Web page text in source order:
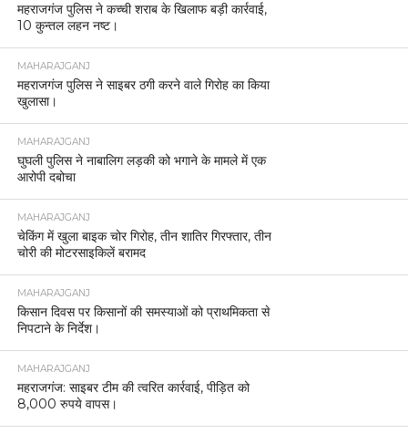
महराजगंज पुलिस ने कच्ची शराब के खिलाफ बड़ी कार्रवाई,
10 कुन्तल लहन नष्ट।
MAHARAJGANJ
महराजगंज पुलिस ने साइबर ठगी करने वाले गिरोह का किया
खुलासा।
MAHARAJGANJ
घुघली पुलिस ने नाबालिग लड़की को भगाने के मामले में एक
आरोपी दबोचा
MAHARAJGANJ
चेकिंग में खुला बाइक चोर गिरोह, तीन शातिर गिरफ्तार, तीन
चोरी की मोटरसाइकिलें बरामद
MAHARAJGANJ
किसान दिवस पर किसानों की समस्याओं को प्राथमिकता से
निपटाने के निर्देश।
MAHARAJGANJ
महराजगंज: साइबर टीम की त्वरित कार्रवाई, पीड़ित को
8,000 रुपये वापस।